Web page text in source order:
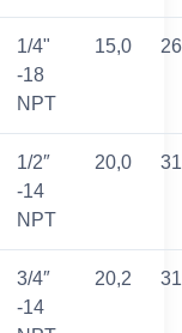
1/4"
-18
NPT
15,0
1/2″
-14
NPT
20,0
3/4″
-14
20,2